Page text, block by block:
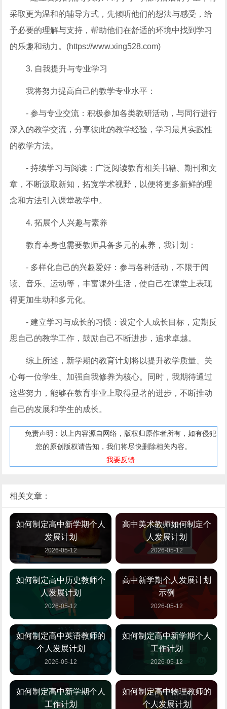
采取更为温和的辅导方式，先倾听他们的想法与感受，给
予必要的理解与支持，帮助他们在舒适的环境中找到学习
的乐趣和动力。(https://www.xing528.com)
3. 自我提升与专业学习
我将努力提高自己的教学专业水平：
- 参与专业交流：积极参加各类教研活动，与同行进行
深入的教学交流，分享彼此的教学经验，学习最具实践性
的教学方法。
- 持续学习与阅读：广泛阅读教育相关书籍、期刊和文
章，不断汲取新知，拓宽学术视野，以便将更多新鲜的理
念和方法引入课堂教学中。
4. 拓展个人兴趣与素养
教育本身也需要教师具备多元的素养，我计划：
- 多样化自己的兴趣爱好：参与各种活动，不限于阅
读、音乐、运动等，丰富课外生活，使自己在课堂上表现
得更加生动和多元化。
- 建立学习与成长的习惯：设定个人成长目标，定期反
思自己的教学工作，鼓励自己不断进步，追求卓越。
综上所述，新学期的教育计划将以提升教学质量、关
心每一位学生、加强自我修养为核心。同时，我期待通过
这些努力，能够在教育事业上取得显著的进步，不断推动
自己的发展和学生的成长。
免责声明：以上内容源自网络，版权归原作者所有，如有侵犯
您的原创版权请告知，我们将尽快删除相关内容。
我要反馈
相关文章：
如何制定高中新学期个人
发展计划
2026-05-12
高中美术教师如何制定个
人发展计划
2026-05-12
如何制定高中历史教师个
人发展计划
2026-05-12
高中新学期个人发展计划
示例
2026-05-12
如何制定高中英语教师的
个人发展计划
2026-05-12
如何制定高中新学期个人
工作计划
2026-05-12
如何制定高中新学期个人
工作计划
如何制定高中物理教师的
个人发展计划